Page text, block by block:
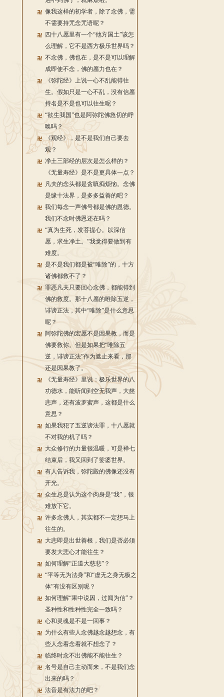
像我这样的初学者，除了念佛，需
不需要持咒念咒语呢？
四十八愿里有一个“他方国土”该怎
么理解，它不是西方极乐世界吗？
不念佛，佛也在，是不是可以理解
成即使不念，佛的愿力也在？
《弥陀经》上说一心不乱能得往
生。假如只是一心不乱，没有信愿
持名是不是也可以往生呢？
“欲生我国”也是阿弥陀佛急切的呼
唤吗？
《观经》，是不是我们自己要去
观？
净土三部经的层次是怎么样的？
《无量寿经》是不是更具体一点？
凡夫的念头都是贪嗔痴烦恼。念佛
是缘十法界，是多多益善的吧？
我们每念一声佛号都是佛的恩德。
我们不念时佛恩还在吗？
“真为生死，发菩提心。以深信
愿，求生净土。”我觉得要做到有
难度。
是不是我们都是被“唯除”的，十方
诸佛都救不了？
罪恶凡夫只要回心念佛，都能得到
佛的救度。那十八愿的唯除五逆，
诽谤正法，其中“唯除”是什么意思
呢？
阿弥陀佛的宏愿不是因果教，而是
佛要救你。但是如果把“唯除五
逆，诽谤正法”作为遮止来看，那
还是因果教了。
《无量寿经》里说：极乐世界的八
功德水，能听闻到空无我声，大慈
悲声，还有波罗蜜声，这都是什么
意思？
如果我犯了五逆谤法罪，十八愿就
不对我的机了吗？
大众修行的力量很温暖，可是禅七
结束后，我又回到了娑婆世界。
有人告诉我，弥陀殿的佛像还没有
开光。
众生总是认为这个肉身是“我”，很
难放下它。
许多念佛人，其实都不一定想马上
往生的。
大悲即是出世善根，我们是否必须
要发大悲心才能往生？
如何理解“正道大慈悲”？
“平等无为法身”和“虚无之身无极之
体”有没有区别呢？
如何理解“果中说因，过闻为信”？
圣种性和性种性完全一致吗？
心和灵魂是不是一回事？
为什么有些人念佛越念越想念，有
些人念着念着就不想念了？
临终时念不出佛能不能往生？
名号是自己主动而来，不是我们念
出来的吗？
法音是有法力的吧？